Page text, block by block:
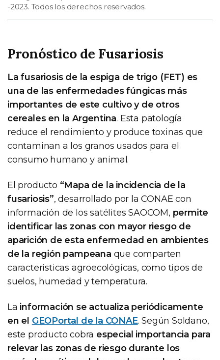
-2023. Todos los derechos reservados.
Pronóstico de Fusariosis
La fusariosis de la espiga de trigo (FET) es
una de las enfermedades fúngicas más
importantes de este cultivo y de otros
cereales en la Argentina. Esta patología
reduce el rendimiento y produce toxinas que
contaminan a los granos usados para el
consumo humano y animal.
El producto “Mapa de la incidencia de la
fusariosis”, desarrollado por la CONAE con
información de los satélites SAOCOM, permite
identificar las zonas con mayor riesgo de
aparición de esta enfermedad en ambientes
de la región pampeana que comparten
características agroecológicas, como tipos de
suelos, humedad y temperatura.
La información se actualiza periódicamente
en el GEOPortal de la CONAE. Según Soldano,
este producto cobra especial importancia para
relevar las zonas de riesgo durante los